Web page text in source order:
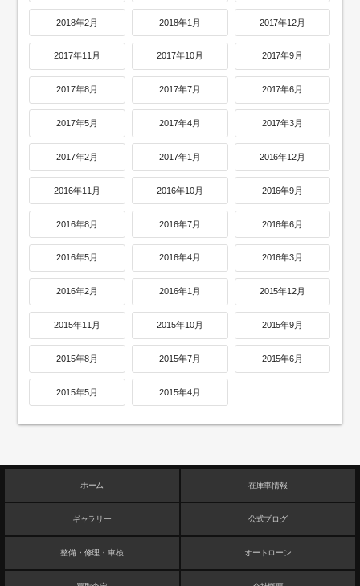
2018年2月 2018年1月 2017年12月
2017年11月 2017年10月 2017年9月
2017年8月 2017年7月 2017年6月
2017年5月 2017年4月 2017年3月
2017年2月 2017年1月 2016年12月
2016年11月 2016年10月 2016年9月
2016年8月 2016年7月 2016年6月
2016年5月 2016年4月 2016年3月
2016年2月 2016年1月 2015年12月
2015年11月 2015年10月 2015年9月
2015年8月 2015年7月 2015年6月
2015年5月 2015年4月
ホーム 在庫車情報
ギャラリー 公式ブログ
整備・修理・車検 オートローン